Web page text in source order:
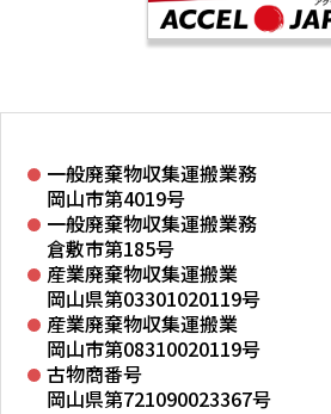
一般廃棄物収集運搬業務
岡山市第4019号
一般廃棄物収集運搬業務
倉敷市第185号
産業廃棄物収集運搬業
岡山県第03301020119号
産業廃棄物収集運搬業
岡山市第08310020119号
古物商番号
岡山県第721090023367号